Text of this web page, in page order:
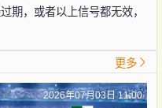
期，或者以上信号都无效，
更多
2026年07月03日 11:00